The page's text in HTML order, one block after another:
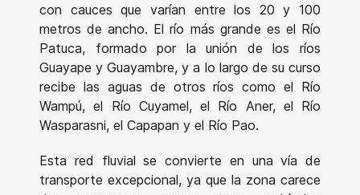
con cauces que varían entre los 20 y 100
metros de ancho. El río más grande es el Río
Patuca, formado por la unión de los ríos
Guayape y Guayambre, y a lo largo de su curso
recibe las aguas de otros ríos como el Río
Wampú, el Río Cuyamel, el Río Aner, el Río
Wasparasni, el Capapan y el Río Pao.
Esta red fluvial se convierte en una vía de
transporte excepcional, ya que la zona carece